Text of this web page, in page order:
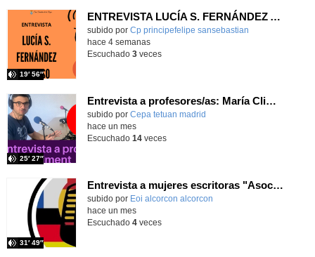
ENTREVISTA LUCÍA S. FERNÁNDEZ ALONSO
subido por Cp principefelipe sansebastian
19′ 56″
hace 4 semanas
Escuchado 3veces
Entrevista a profesores/as: María Climent
subido por Cepa tetuan madrid
25′ 27″
hace un mes
Escuchado 14veces
Entrevista a mujeres escritoras "Asociación Cien Miradas", de Alcorcón
subido por Eoi alcorcon alcorcon
31′ 49″
hace un mes
Escuchado 4veces